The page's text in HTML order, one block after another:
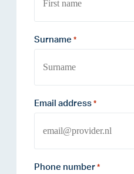
Surname *
Email address *
Phone number *